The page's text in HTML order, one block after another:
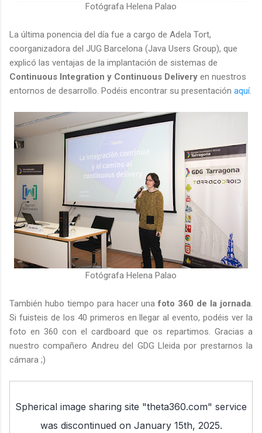
Fotógrafa Helena Palao
La última ponencia del día fue a cargo de Adela Tort,
coorganizadora del JUG Barcelona (Java Users Group), que
explicó las ventajas de la implantación de sistemas de
Continuous Integration y Continuous Delivery en nuestros
entornos de desarrollo. Podéis encontrar su presentación aquí.
Fotógrafa Helena Palao
También hubo tiempo para hacer unafoto 360 de la jornada
Si fuisteis de los 40 primeros en llegar al evento, podéis ver la
foto en 360 con el cardboard que os repartimos. Gracias a
nuestro compañero Andreu del GDG Lleida por prestarnos la
cámara ;)